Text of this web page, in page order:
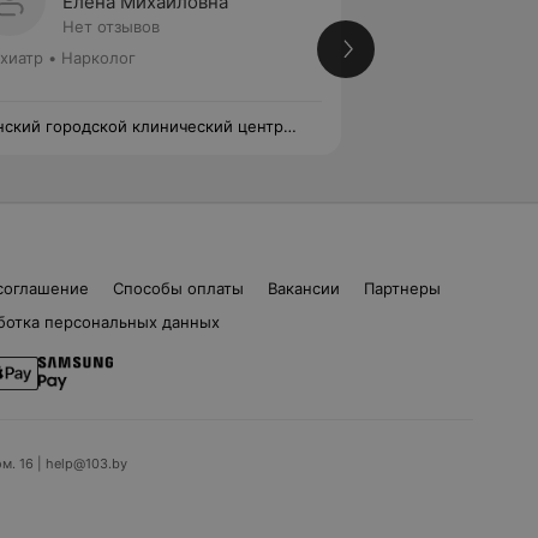
Нет отзывов
• Нарколог
городской клинический центр
Способы оплаты Вакансии
Партнеры
персональных данных
16 | help@103.by